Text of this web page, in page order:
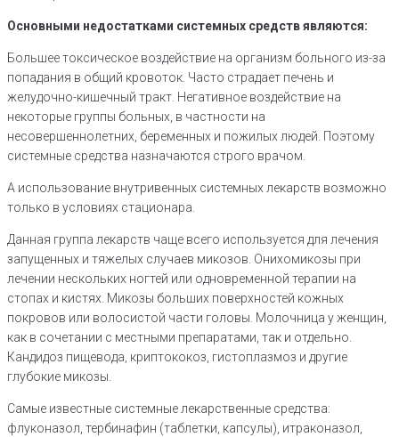
Основными недостатками системных средств являются:
Большее токсическое воздействие на организм больного из-за
попадания в общий кровоток. Часто страдает печень и
желудочно-кишечный тракт. Негативное воздействие на
некоторые группы больных, в частности на
несовершеннолетних, беременных и пожилых людей. Поэтому
системные средства назначаются строго врачом.
А использование внутривенных системных лекарств возможно
только в условиях стационара.
Данная группа лекарств чаще всего используется для лечения
запущенных и тяжелых случаев микозов. Онихомикозы при
лечении нескольких ногтей или одновременной терапии на
стопах и кистях. Микозы больших поверхностей кожных
покровов или волосистой части головы. Молочница у женщин,
как в сочетании с местными препаратами, так и отдельно.
Кандидоз пищевода, криптококоз, гистоплазмоз и другие
глубокие микозы.
Самые известные системные лекарственные средства:
флуконазол, тербинафин (таблетки, капсулы), итраконазол,